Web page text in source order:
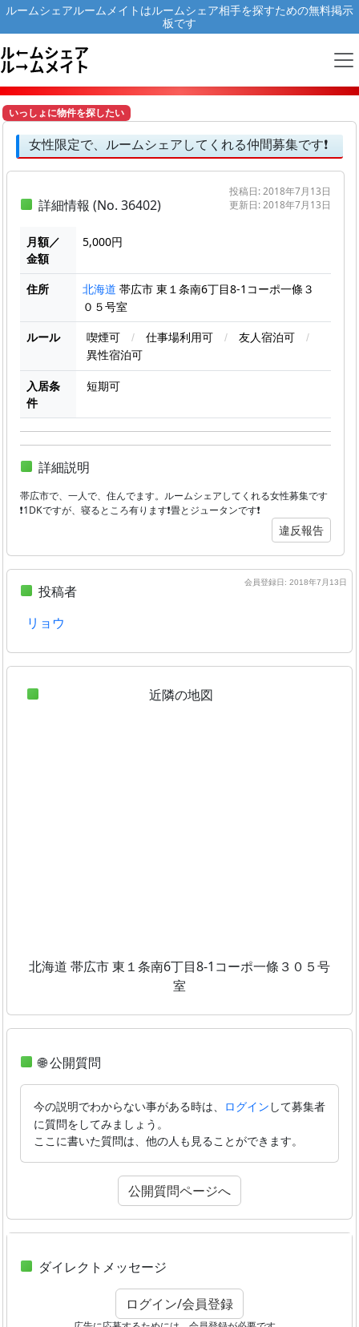
ルームシェアルームメイトはルームシェア相手を探すための無料掲示
板です
いっしょに物件を探したい
女性限定で、ルームシェアしてくれる仲間募集です❗
投稿日: 2018年7月13日
更新日: 2018年7月13日
詳細情報 (No. 36402)
月額／
金額
5,000円
住所 北海道 帯広市 東１条南6丁目8-1コーポ一條３
０５号室
ルール
喫煙可 / 仕事場利用可 / 友人宿泊可
/
異性宿泊可
入居条
件
短期可
詳細説明
帯広市で、一人で、住んでます。ルームシェアしてくれる女性募集です
❗1DKですが、寝るところ有ります❗畳とジュータンです❗
違反報告
会員登録日: 2018年7月13日
投稿者
リョウ
近隣の地図
北海道 帯広市 東１条南6丁目8-1コーポ一條３０５号
室
🌐 公開質問
今の説明でわからない事がある時は、 ログイン して募集者
に質問をしてみましょう。
ここに書いた質問は、他の人も見ることができます。
公開質問ページへ
ダイレクトメッセージ
ログイン/会員登録